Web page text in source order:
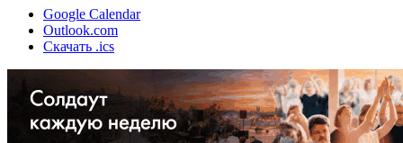
Google Calendar
Outlook.com
Скачать .ics